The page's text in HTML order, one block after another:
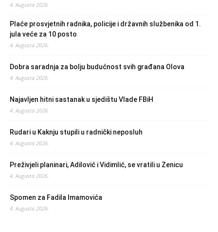
4. Augusta 2026.
Plaće prosvjetnih radnika, policije i državnih službenika od 1.
jula veće za 10 posto
4. Augusta 2026.
Dobra saradnja za bolju budućnost svih građana Olova
4. Augusta 2026.
Najavljen hitni sastanak u sjedištu Vlade FBiH
4. Augusta 2026.
Rudari u Kaknju stupili u radnički neposluh
4. Augusta 2026.
Preživjeli planinari, Adilović i Vidimlić, se vratili u Zenicu
4. Augusta 2026.
Spomen za Fadila Imamovića
4. Augusta 2026.